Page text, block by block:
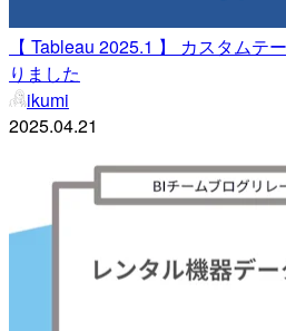
【 Tableau 2025.1 】 カスタムテ
りました
ikumi
2025.04.21